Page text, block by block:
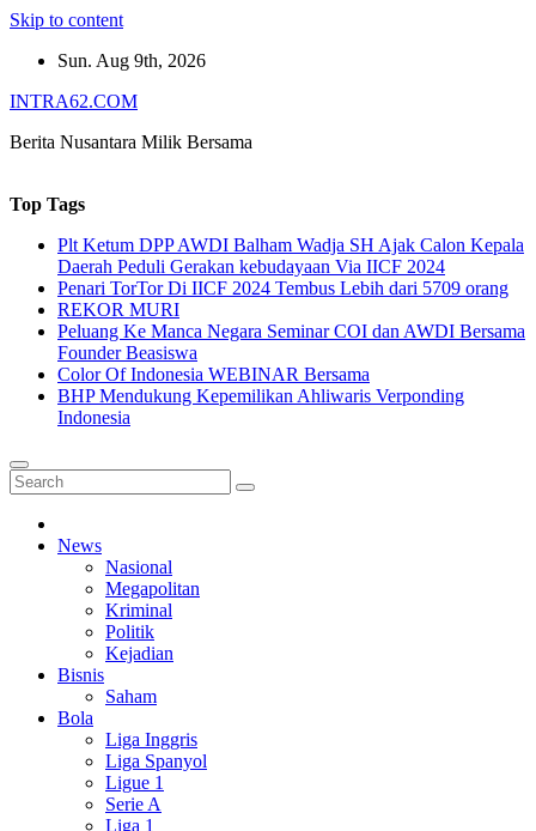
Skip to content
Sun. Aug 9th, 2026
INTRA62.COM
Berita Nusantara Milik Bersama
Top Tags
Plt Ketum DPP AWDI Balham Wadja SH Ajak Calon Kepala
Daerah Peduli Gerakan kebudayaan Via IICF 2024
Penari TorTor Di IICF 2024 Tembus Lebih dari 5709 orang
REKOR MURI
Peluang Ke Manca Negara Seminar COI dan AWDI Bersama
Founder Beasiswa
Color Of Indonesia WEBINAR Bersama
BHP Mendukung Kepemilikan Ahliwaris Verponding
Indonesia
News
Nasional
Megapolitan
Kriminal
Politik
Kejadian
Bisnis
Saham
Bola
Liga Inggris
Liga Spanyol
Ligue 1
Serie A
Liga 1